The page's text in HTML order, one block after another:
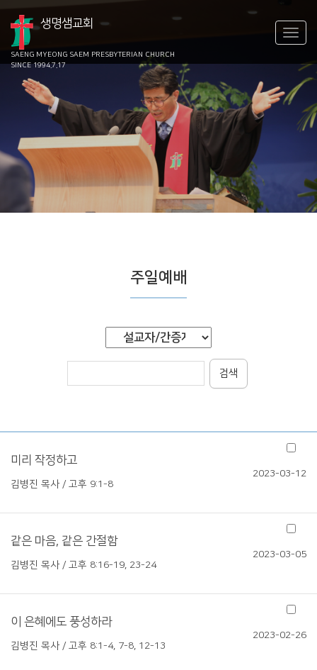
생명샘교회
SAENG MYEONG SAEM PRESBYTERIAN CHURCH
SINCE 1994.7.17
주일예배
검색
미리 작정하고
김병진 목사 / 고후 9:1-8
2023-03-12
같은 마음, 같은 간절함
김병진 목사 / 고후 8:16-19, 23-24
2023-03-05
이 은혜에도 풍성하라
김병진 목사 / 고후 8:1-4, 7-8, 12-13
2023-02-26